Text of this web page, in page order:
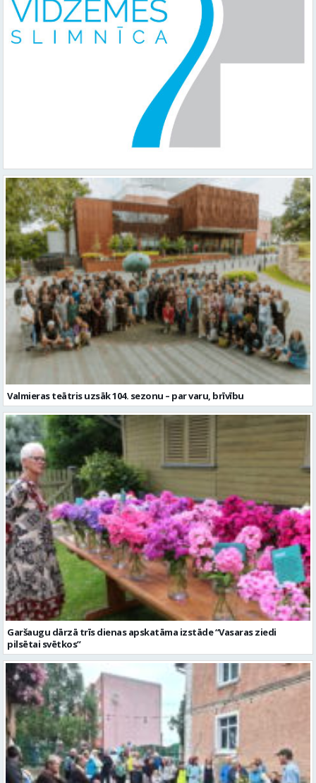
Valmieras teātris uzsāk 104. sezonu – par varu, brīvību
Garšaugu dārzā trīs dienas apskatāma izstāde “Vasaras ziedi
pilsētai svētkos”